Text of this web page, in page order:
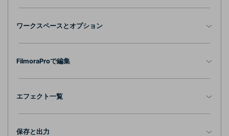
ワークスペースとオプション
FilmoraProで編集
エフェクト一覧
保存と出力